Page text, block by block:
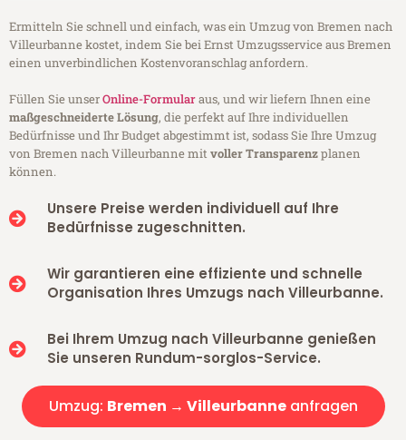
Ermitteln Sie schnell und einfach, was ein Umzug von Bremen nach
Villeurbanne kostet, indem Sie bei Ernst Umzugsservice aus Bremen
einen unverbindlichen Kostenvoranschlag anfordern.
Füllen Sie unserOnline-Formularaus, und wir liefern Ihnen eine
maßgeschneiderte Lösung, die perfekt auf Ihre individuellen
Bedürfnisse und Ihr Budget abgestimmt ist, sodass Sie Ihre Umzug
von Bremen nach Villeurbanne mitvoller Transparenzplanen
können.
Unsere Preise werden individuell auf Ihre
Bedürfnisse zugeschnitten.
Wir garantieren eine effiziente und schnelle
Organisation Ihres Umzugs nach Villeurbanne.
Bei Ihrem Umzug nach Villeurbanne genießen
Sie unseren Rundum-sorglos-Service.
Umzug: Bremen → Villeurbanneanfragen